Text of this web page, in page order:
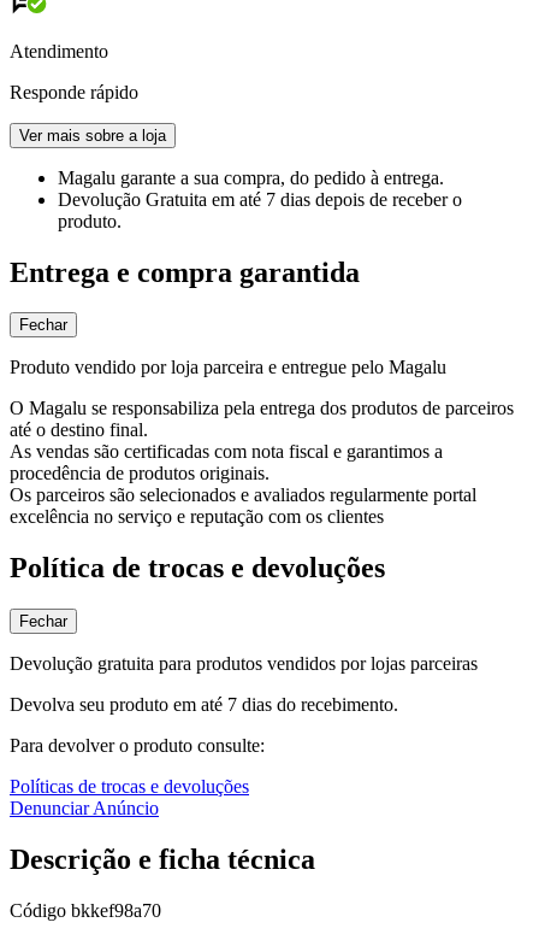
Atendimento
Responde rápido
Ver mais sobre a loja
Magalu garante a sua compra, do pedido à entrega.
Devolução Gratuita em até 7 dias depois de receber o
produto.
Entrega e compra garantida
Fechar
Produto vendido por loja parceira e entregue pelo Magalu
O Magalu se responsabiliza pela entrega dos produtos de parceiros
até o destino final.
As vendas são certificadas com nota fiscal e garantimos a
procedência de produtos originais.
Os parceiros são selecionados e avaliados regularmente portal
excelência no serviço e reputação com os clientes
Política de trocas e devoluções
Fechar
Devolução gratuita para produtos vendidos por lojas parceiras
Devolva seu produto em até 7 dias do recebimento.
Para devolver o produto consulte:
Políticas de trocas e devoluções
Denunciar Anúncio
Descrição e ficha técnica
Código bkkef98a70